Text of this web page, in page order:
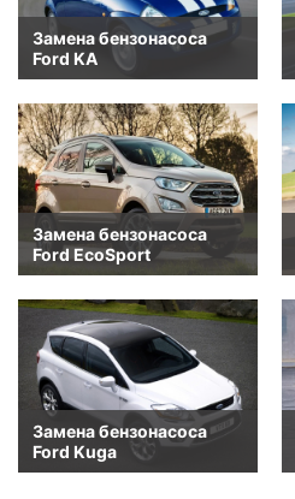
Замена бензонасоса
Ford KA
Замена бензонасоса
Ford EcoSport
Замена бензонасоса
Ford Kuga